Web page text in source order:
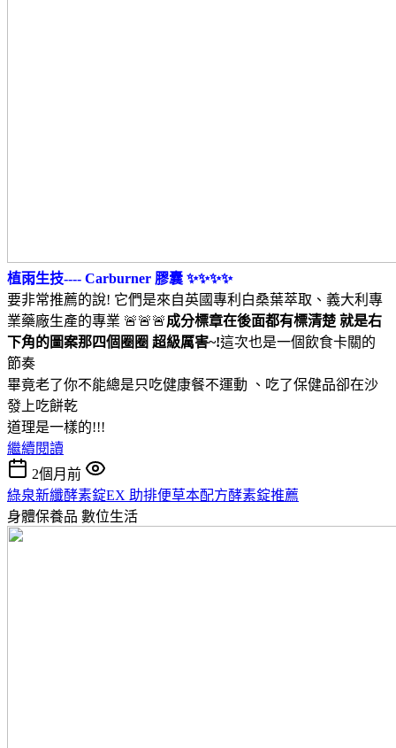
植雨生技---- Carburner 膠囊 ✨✨✨✨
要非常推薦的說! 它們是來自英國專利白桑葉萃取、義大利專
業藥廠生產的專業 🚨🚨🚨成分標章在後面都有標清楚 就是右
下角的圖案那四個圈圈 超級厲害~!這次也是一個飲食卡關的
節奏
畢竟老了你不能總是只吃健康餐不運動 、吃了保健品卻在沙
發上吃餅乾
道理是一樣的!!!
繼續閱讀
2個月前
綠泉新纖酵素錠EX 助排便草本配方酵素錠推薦
身體保養品 數位生活